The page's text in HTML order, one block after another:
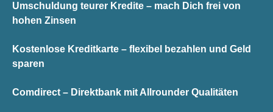
Umschuldung teurer Kredite – mach Dich frei von
hohen Zinsen
Kostenlose Kreditkarte – flexibel bezahlen und Geld
sparen
Comdirect – Direktbank mit Allrounder Qualitäten